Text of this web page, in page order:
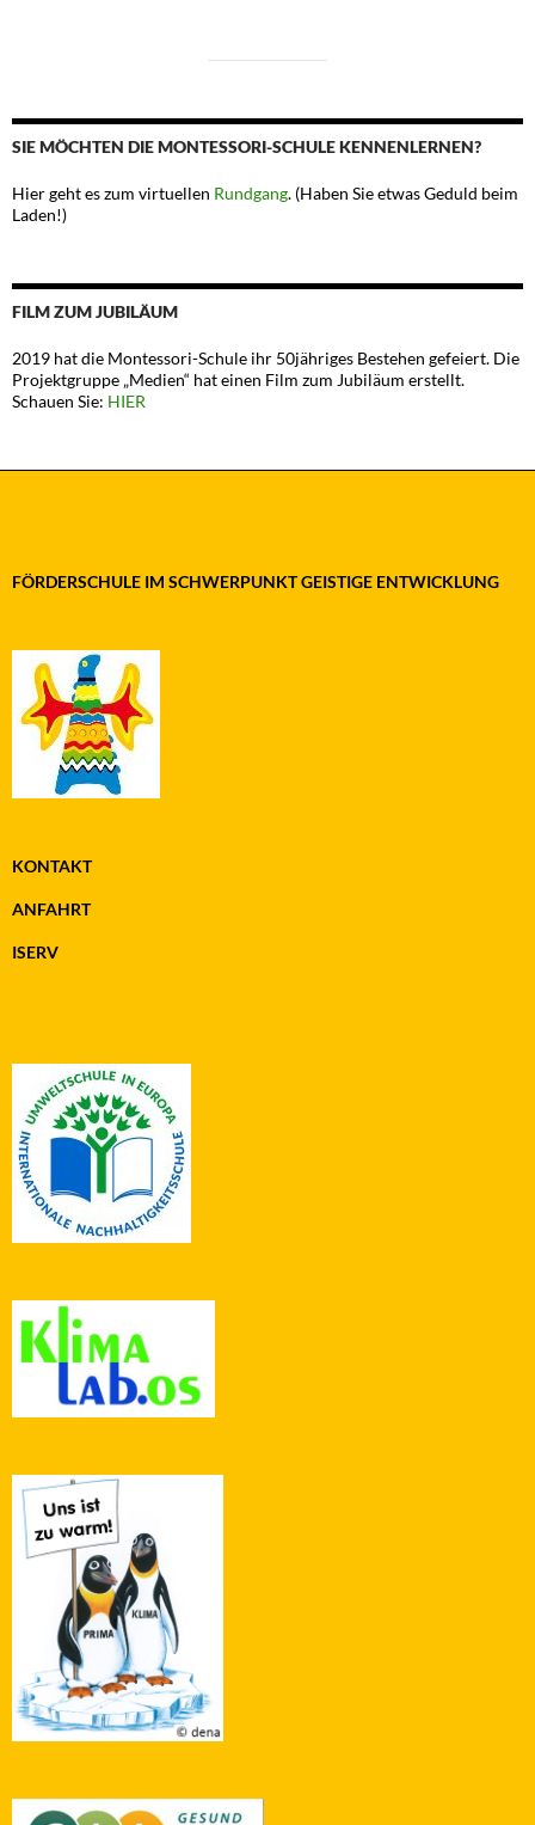
SIE MÖCHTEN DIE MONTESSORI-SCHULE KENNENLERNEN?
Hier geht es zum virtuellen Rundgang. (Haben Sie etwas Geduld beim
Laden!)
FILM ZUM JUBILÄUM
2019 hat die Montessori-Schule ihr 50jähriges Bestehen gefeiert. Die
Projektgruppe „Medien“ hat einen Film zum Jubiläum erstellt.
Schauen Sie: HIER
FÖRDERSCHULE IM SCHWERPUNKT GEISTIGE ENTWICKLUNG
KONTAKT
ANFAHRT
ISERV